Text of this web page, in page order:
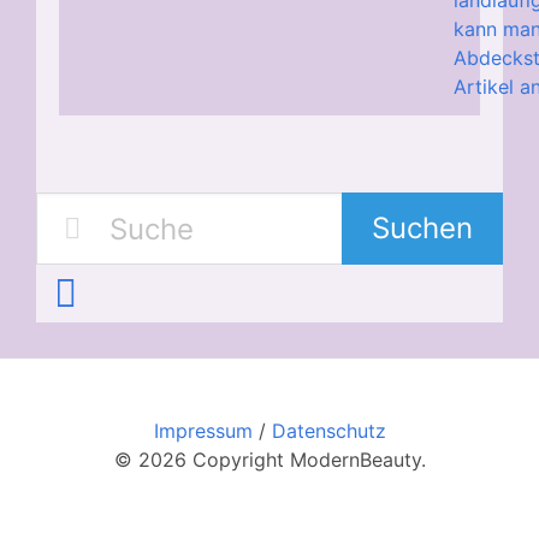
kann
Artikel
Suchen
Impressum / Datenschutz
© 2026 Copyright ModernBeauty.